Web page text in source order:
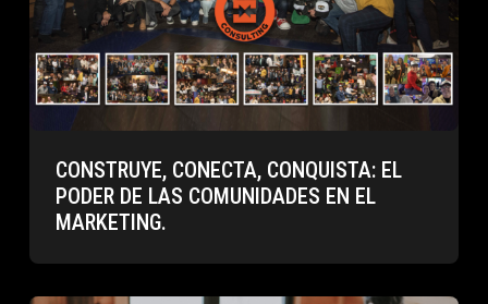
CONSTRUYE, CONECTA, CONQUISTA: EL
PODER DE LAS COMUNIDADES EN EL
MARKETING.